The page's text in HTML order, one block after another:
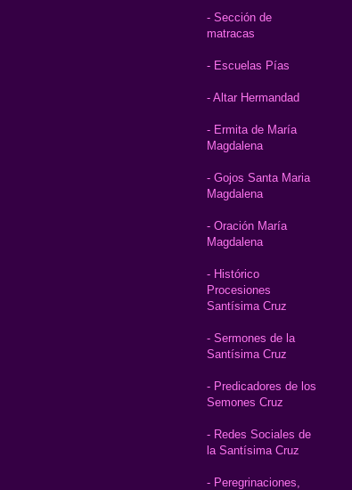
- Sección de
matracas
- Escuelas Pías
- Altar Hermandad
- Ermita de María
Magdalena
- Gojos Santa Maria
Magdalena
- Oración María
Magdalena
- Histórico
Procesiones
Santísima Cruz
- Sermones de la
Santísima Cruz
- Predicadores de los
Semones Cruz
- Redes Sociales de
la Santísima Cruz
- Peregrinaciones,